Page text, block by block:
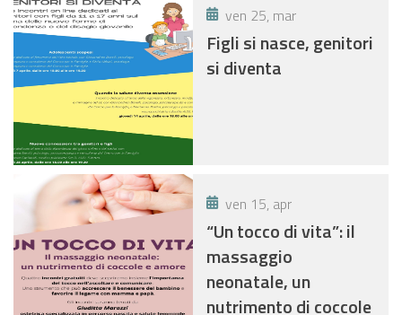
ven 25, mar
Figli si nasce, genitori
si diventa
ven 15, apr
“Un tocco di vita”: il
massaggio
neonatale, un
nutrimento di coccole